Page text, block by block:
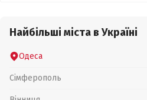
Найбільші міста в Україні
Одеса
Сімферополь